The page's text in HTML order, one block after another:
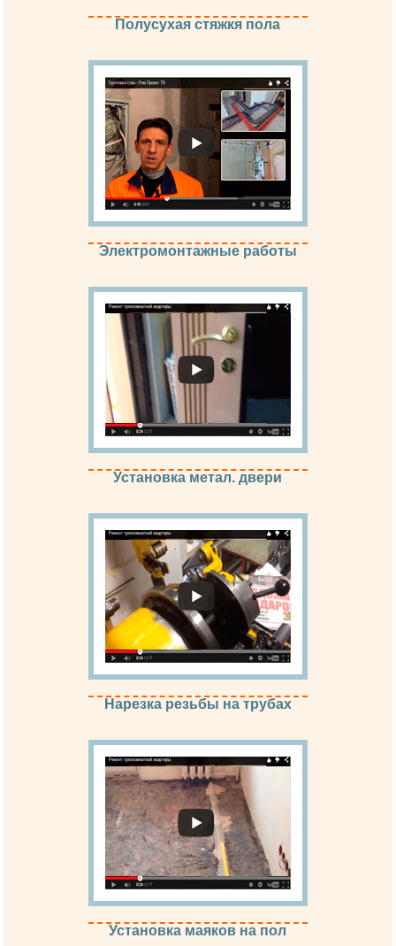
Полусухая стяжкя пола
Электромонтажные работы
Установка метал. двери
Нарезка резьбы на трубах
Установка маяков на пол